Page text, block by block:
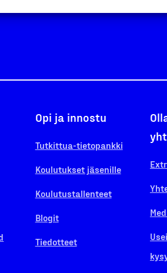
Opi ja innostu
Tutkittua-tietopankki
Koulutukset jäsenille
Koulutustallenteet
Blogit
Tiedotteet